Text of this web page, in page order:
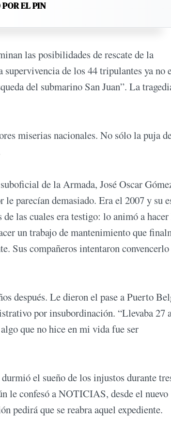
EL PIN
las posibilidades de rescate de la
de los 44 tripulantes ya no
del submarino San Juan”. La
miserias nacionales. No sólo la puja
de la Armada, José Oscar
parecían demasiado. Era el 2007 y su
de las cuales era testigo: lo animó a
un trabajo de mantenimiento que
Sus compañeros intentaron
después. Le dieron el pase a Puerto
por insubordinación. “Llevaba 27
que no hice en mi vida fue ser
el sueño de los injustos durante
le confesó a NOTICIAS, desde el nuevo
pedirá que se reabra aquel expediente.